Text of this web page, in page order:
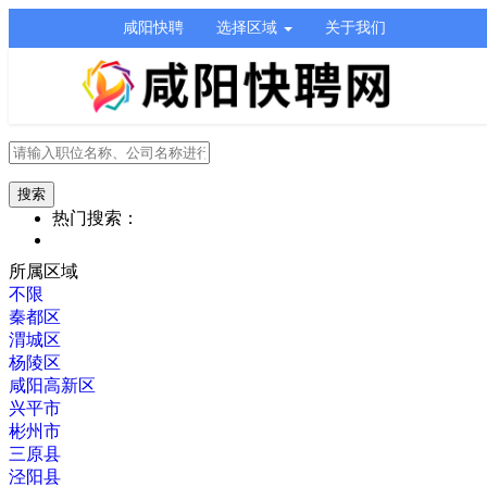
咸阳快聘 选择区域 关于我们
热门搜索：
所属区域
不限
秦都区
渭城区
杨陵区
咸阳高新区
兴平市
彬州市
三原县
泾阳县